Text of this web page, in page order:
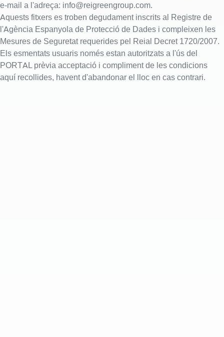
e-mail a l'adreça: info@reigreengroup.com.
Aquests fitxers es troben degudament inscrits al Registre de
l'Agència Espanyola de Protecció de Dades i compleixen les
Mesures de Seguretat requerides pel Reial Decret 1720/2007.
Els esmentats usuaris només estan autoritzats a l'ús del
PORTAL prèvia acceptació i compliment de les condicions
aquí recollides, havent d'abandonar el lloc en cas contrari.